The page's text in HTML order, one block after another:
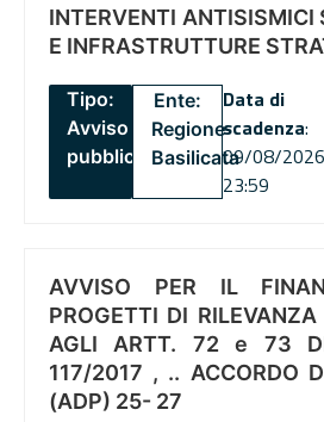
INTERVENTI ANTISISMICI
E INFRASTRUTTURE
Tipo:
Avviso
pubblico
Ente:
Regione
Basilicata
Data di
scadenza:
09/08/2026
23:59
AVVISO PER IL
PROGETTI DI
AGLI ARTT. 72 e 73
117/2017 , .. ACCORDO
(ADP) 25- 27